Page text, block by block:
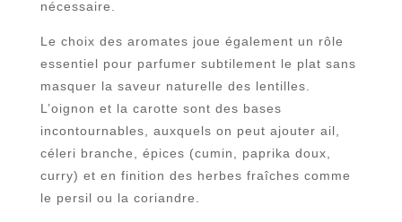
nécessaire.
Le choix des aromates joue également un rôle
essentiel pour parfumer subtilement le plat sans
masquer la saveur naturelle des lentilles.
L’oignon et la carotte sont des bases
incontournables, auxquels on peut ajouter ail,
céleri branche, épices (cumin, paprika doux,
curry) et en finition des herbes fraîches comme
le persil ou la coriandre.